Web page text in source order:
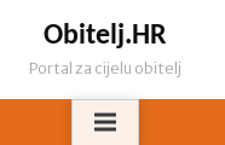
Obitelj.HR
Portal za cijelu obitelj